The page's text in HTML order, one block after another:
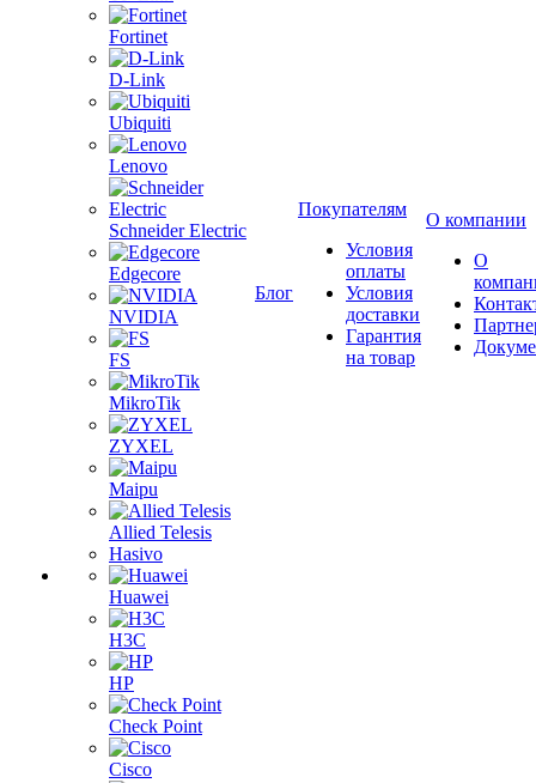
Fortinet
D-Link
Ubiquiti
Lenovo
Schneider Electric
Edgecore
NVIDIA
FS
MikroTik
ZYXEL
Maipu
Allied Telesis
Hasivo
Huawei
H3C
HP
Check Point
Cisco
Блог
Покупателям
Условия
оплаты
Условия
доставки
Гарантия
на товар
О компании
О